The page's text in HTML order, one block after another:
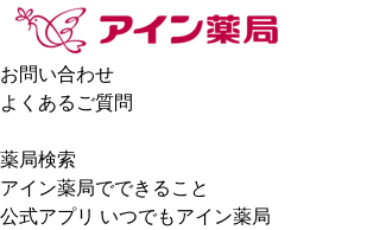
お問い合わせ
よくあるご質問
薬局検索
アイン薬局でできること
公式アプリ いつでもアイン薬局